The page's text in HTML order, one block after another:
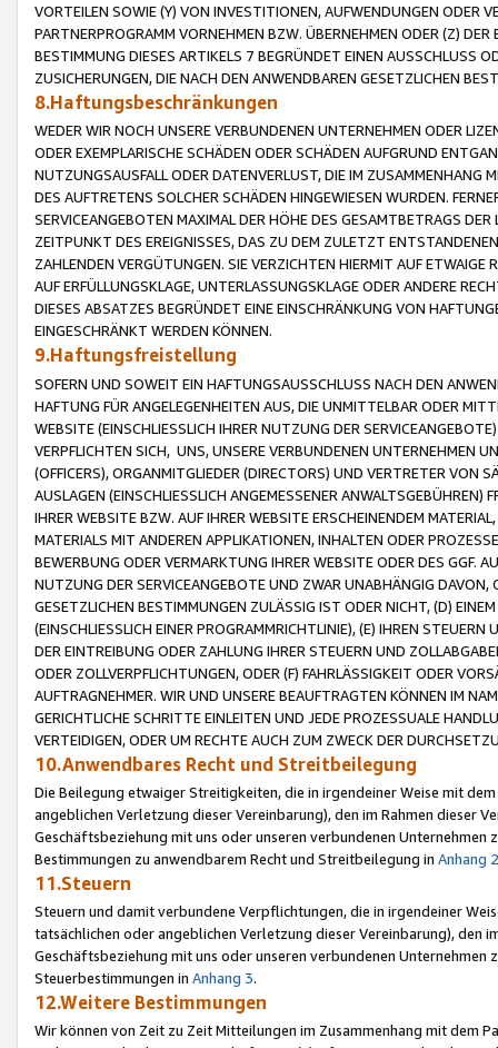
VORTEILEN SOWIE (Y) VON INVESTITIONEN, AUFWENDUNGEN ODER
PARTNERPROGRAMM VORNEHMEN BZW. ÜBERNEHMEN ODER (Z)
BESTIMMUNG DIESES ARTIKELS 7 BEGRÜNDET EINEN AUSSCHLUSS
ZUSICHERUNGEN, DIE NACH DEN ANWENDBAREN GESETZLICHEN
8.Haftungsbeschränkungen
WEDER WIR NOCH UNSERE VERBUNDENEN UNTERNEHMEN ODER
ODER EXEMPLARISCHE SCHÄDEN ODER SCHÄDEN AUFGRUND
NUTZUNGSAUSFALL ODER DATENVERLUST, DIE IM ZUSAMMENHANG
DES AUFTRETENS SOLCHER SCHÄDEN HINGEWIESEN WURDEN.
SERVICEANGEBOTEN MAXIMAL DER HÖHE DES GESAMTBETRAGS
ZEITPUNKT DES EREIGNISSES, DAS ZU DEM ZULETZT
ZAHLENDEN VERGÜTUNGEN. SIE VERZICHTEN HIERMIT AUF
AUF ERFÜLLUNGSKLAGE, UNTERLASSUNGSKLAGE ODER ANDERE
DIESES ABSATZES BEGRÜNDET EINE EINSCHRÄNKUNG VON
EINGESCHRÄNKT WERDEN KÖNNEN.
9.Haftungsfreistellung
SOFERN UND SOWEIT EIN HAFTUNGSAUSSCHLUSS NACH DEN
HAFTUNG FÜR ANGELEGENHEITEN AUS, DIE UNMITTELBAR ODER
WEBSITE (EINSCHLIESSLICH IHRER NUTZUNG DER
VERPFLICHTEN SICH, UNS, UNSERE VERBUNDENEN UNTERNEHMEN
(OFFICERS), ORGANMITGLIEDER (DIRECTORS) UND VERTRETER VON
AUSLAGEN (EINSCHLIESSLICH ANGEMESSENER
IHRER WEBSITE BZW. AUF IHRER WEBSITE ERSCHEINENDEM
MATERIALS MIT ANDEREN APPLIKATIONEN, INHALTEN ODER
BEWERBUNG ODER VERMARKTUNG IHRER WEBSITE ODER DES GGF.
NUTZUNG DER SERVICEANGEBOTE UND ZWAR UNABHÄNGIG
GESETZLICHEN BESTIMMUNGEN ZULÄSSIG IST ODER NICHT, (D)
(EINSCHLIESSLICH EINER PROGRAMMRICHTLINIE), (E) IHREN
DER EINTREIBUNG ODER ZAHLUNG IHRER STEUERN UND
ODER ZOLLVERPFLICHTUNGEN, ODER (F) FAHRLÄSSIGKEIT ODER
AUFTRAGNEHMER. WIR UND UNSERE BEAUFTRAGTEN KÖNNEN IM
GERICHTLICHE SCHRITTE EINLEITEN UND JEDE PROZESSUALE
VERTEIDIGEN, ODER UM RECHTE AUCH ZUM ZWECK DER
10.Anwendbares Recht und Streitbeilegung
Die Beilegung etwaiger Streitigkeiten, die in irgendeiner Weise mit
angeblichen Verletzung dieser Vereinbarung), den im Rahmen dieser
Geschäftsbeziehung mit uns oder unseren verbundenen
Bestimmungen zu anwendbarem Recht und Streitbeilegung in Anhang 2
11.Steuern
Steuern und damit verbundene Verpflichtungen, die in irgendeiner
tatsächlichen oder angeblichen Verletzung dieser Vereinbarung), den
Geschäftsbeziehung mit uns oder unseren verbundenen
Steuerbestimmungen in Anhang 3.
12.Weitere Bestimmungen
Wir können von Zeit zu Zeit Mitteilungen im Zusammenhang mit dem